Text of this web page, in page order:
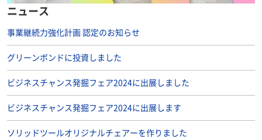
ニュース
事業継続力強化計画 認定のお知らせ
グリーンボンドに投資しました
ビジネスチャンス発掘フェア2024に出展しました
ビジネスチャンス発掘フェア2024に出展します
ソリッドツールオリジナルチェアーを作りました